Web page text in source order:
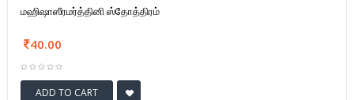
மஹிஷாஸீரமர்த்தினி ஸ்தோத்திரம்
40.00
ADD TO CART